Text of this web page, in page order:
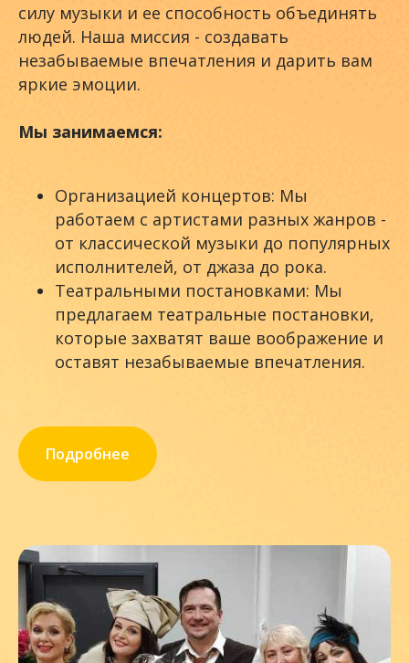
силу музыки и ее способность объединять
людей. Наша миссия - создавать
незабываемые впечатления и дарить вам
яркие эмоции.
Мы занимаемся:
Организацией концертов: Мы
работаем с артистами разных жанров -
от классической музыки до популярных
исполнителей, от джаза до рока.
Театральными постановками: Мы
предлагаем театральные постановки,
которые захватят ваше воображение и
оставят незабываемые впечатления.
Подробнее